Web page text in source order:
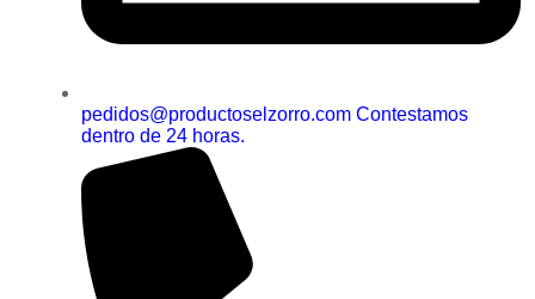
pedidos@productoselzorro.com Contestamos
dentro de 24 horas.